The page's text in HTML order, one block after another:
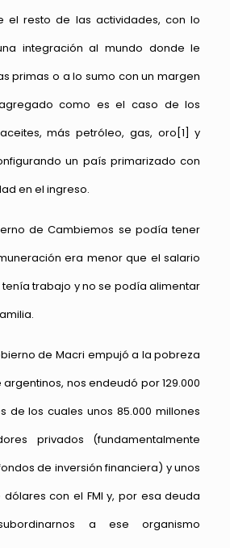
el resto de las actividades, con lo
integración al mundo donde le
primas o a lo sumo con un margen
como es el caso de los
más petróleo, gas, oro [1] y
un país primarizado con
en el ingreso.
de Cambiemos se podía tener
era menor que el salario
trabajo y no se podía alimentar
de Macri empujó a la pobreza
nos endeudó por 129.000
de los cuales unos 85.000 millones
privados (fundamentalmente
de inversión financiera) y unos
con el FMI y, por esa deuda
a ese organismo